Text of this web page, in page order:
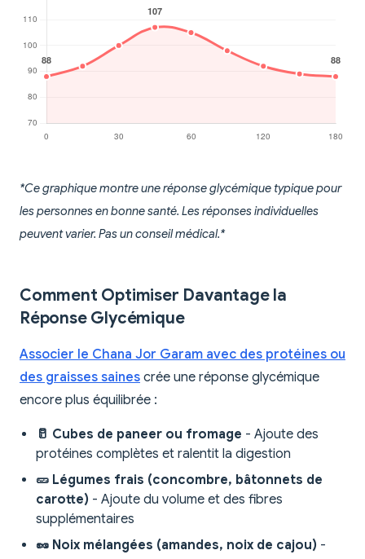
*Ce graphique montre une réponse glycémique typique pour
les personnes en bonne santé. Les réponses individuelles
peuvent varier. Pas un conseil médical.*
Comment Optimiser Davantage la
Réponse Glycémique
Associer le Chana Jor Garam avec des protéines ou
des graisses saines crée une réponse glycémique
encore plus équilibrée :
🥛 Cubes de paneer ou fromage - Ajoute des
protéines complètes et ralentit la digestion
🥒 Légumes frais (concombre, bâtonnets de
carotte) - Ajoute du volume et des fibres
supplémentaires
🥜 Noix mélangées (amandes, noix de cajou) -